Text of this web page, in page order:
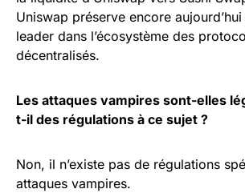
Uniswap préserve encore
leader dans l’écosystème des
décentralisés.
Les attaques vampires sont-elles
t-il des régulations à ce sujet ?
Non, il n’existe pas de régulations
attaques vampires.